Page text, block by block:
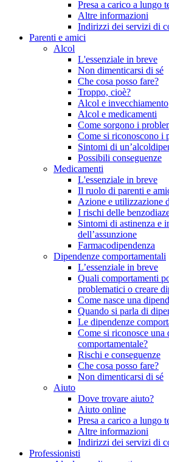
Presa a carico a lungo
Altre informazioni
Indirizzi dei servizi di
Parenti e amici
Alcol
L'essenziale in breve
Non dimenticarsi di sé
Che cosa posso fare?
Troppo, cioè?
Alcol e invecchiamento
Alcol e medicamenti
Come sorgono i
Come si riconoscono i
Sintomi di
Possibili conseguenze
Medicamenti
L'essenziale in breve
Il ruolo di parenti e
Azione e utilizzazione
I rischi delle
Sintomi di astinenza e
dell’assunzione
Farmacodipendenza
Dipendenze comportamentali
L’essenziale in breve
Quali comportamenti
problematici o creare
Come nasce una
Quando si parla di
Le dipendenze
Come si riconosce una
comportamentale?
Rischi e conseguenze
Che cosa posso fare?
Non dimenticarsi di sé
Aiuto
Dove trovare aiuto?
Aiuto online
Presa a carico a lungo
Altre informazioni
Indirizzi dei servizi di
Professionisti